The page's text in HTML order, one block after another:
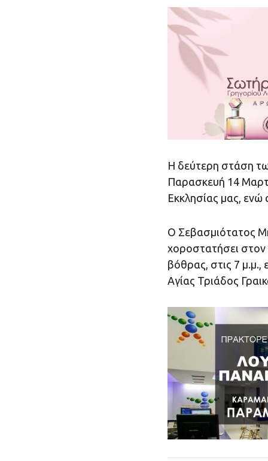
Η δεύτερη στάση
Παρασκευή 14
Εκκλησίας μας, ενώ
Ο Σεβασμιότατος
χοροστατήσει
βό­θρας, στις 7
Α­γί­ας Τριάδος